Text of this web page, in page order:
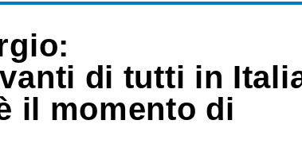
di tutti in
il momento di